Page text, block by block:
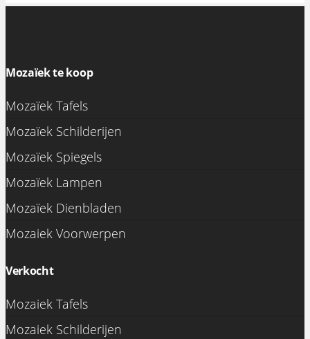
Mozaïek te koop
Mozaïek Tafels
Mozaïek Schilderijen
Mozaïek Spiegels
Mozaïek Lampen
Mozaïek Dienbladen
Mozaiek Voorwerpen
Verkocht
Mozaiek Tafels
Mozaiek Schilderijen